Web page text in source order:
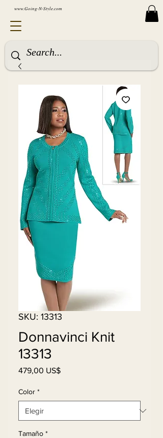
www.Going-N-Style.com
SKU: 13313
Donnavinci Knit
13313
479,00 US$Precio
Color *
Tamaño *